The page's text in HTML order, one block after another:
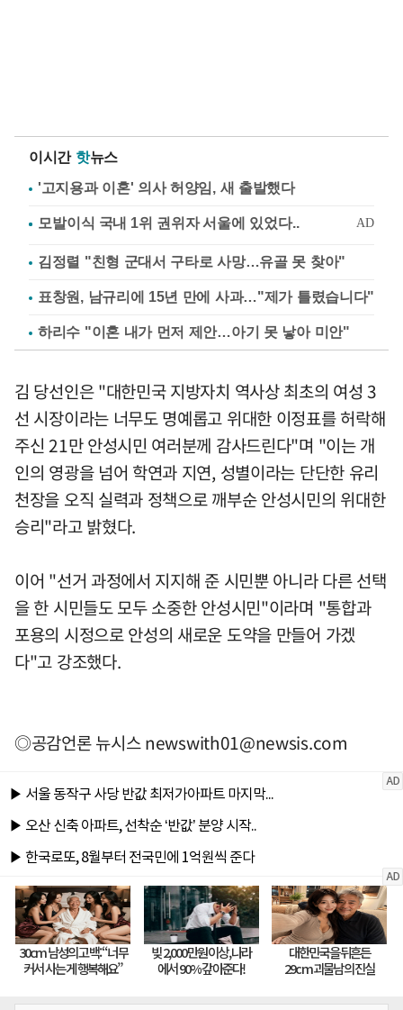
이시간 핫뉴스
'고지용과 이혼' 의사 허양임, 새 출발했다
김정렬 "친형 군대서 구타로 사망…유골 못 찾아"
표창원, 남규리에 15년 만에 사과…"제가 틀렸습니다"
하리수 "이혼 내가 먼저 제안…아기 못 낳아 미안"
김 당선인은 "대한민국 지방자치 역사상 최초의 여성 3
선 시장이라는 너무도 명예롭고 위대한 이정표를 허락해
주신 21만 안성시민 여러분께 감사드린다"며 "이는 개
인의 영광을 넘어 학연과 지연, 성별이라는 단단한 유리
천장을 오직 실력과 정책으로 깨부순 안성시민의 위대한
승리"라고 밝혔다.
이어 "선거 과정에서 지지해 준 시민뿐 아니라 다른 선택
을 한 시민들도 모두 소중한 안성시민"이라며 "통합과
포용의 시정으로 안성의 새로운 도약을 만들어 가겠
다"고 강조했다.
◎공감언론 뉴시스newswith01@newsis.com